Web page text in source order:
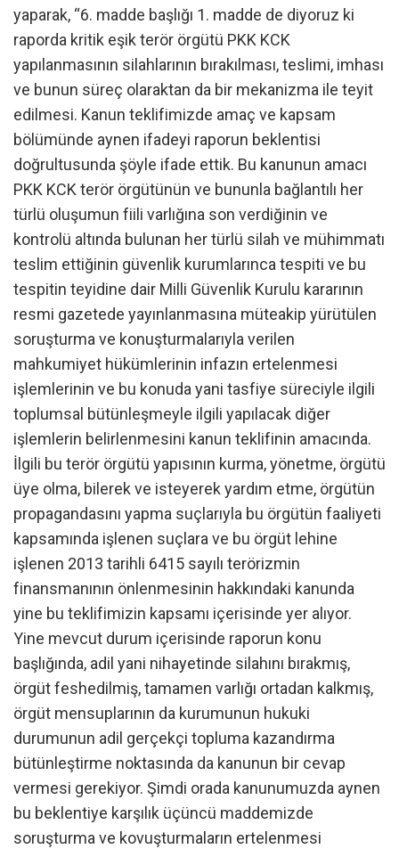
yaparak, “6. madde başlığı 1. madde de diyoruz ki
raporda kritik eşik terör örgütü PKK KCK
yapılanmasının silahlarının bırakılması, teslimi, imhası
ve bunun süreç olaraktan da bir mekanizma ile teyit
edilmesi. Kanun teklifimizde amaç ve kapsam
bölümünde aynen ifadeyi raporun beklentisi
doğrultusunda şöyle ifade ettik. Bu kanunun amacı
PKK KCK terör örgütünün ve bununla bağlantılı her
türlü oluşumun fiili varlığına son verdiğinin ve
kontrolü altında bulunan her türlü silah ve mühimmatı
teslim ettiğinin güvenlik kurumlarınca tespiti ve bu
tespitin teyidine dair Milli Güvenlik Kurulu kararının
resmi gazetede yayınlanmasına müteakip yürütülen
soruşturma ve konuşturmalarıyla verilen
mahkumiyet hükümlerinin infazın ertelenmesi
işlemlerinin ve bu konuda yani tasfiye süreciyle ilgili
toplumsal bütünleşmeyle ilgili yapılacak diğer
işlemlerin belirlenmesini kanun teklifinin amacında.
İlgili bu terör örgütü yapısının kurma, yönetme, örgütü
üye olma, bilerek ve isteyerek yardım etme, örgütün
propagandasını yapma suçlarıyla bu örgütün faaliyeti
kapsamında işlenen suçlara ve bu örgüt lehine
işlenen 2013 tarihli 6415 sayılı terörizmin
finansmanının önlenmesinin hakkındaki kanunda
yine bu teklifimizin kapsamı içerisinde yer alıyor.
Yine mevcut durum içerisinde raporun konu
başlığında, adil yani nihayetinde silahını bırakmış,
örgüt feshedilmiş, tamamen varlığı ortadan kalkmış,
örgüt mensuplarının da kurumunun hukuki
durumunun adil gerçekçi topluma kazandırma
bütünleştirme noktasında da kanunun bir cevap
vermesi gerekiyor. Şimdi orada kanunumuzda aynen
bu beklentiye karşılık üçüncü maddemizde
soruşturma ve kovuşturmaların ertelenmesi